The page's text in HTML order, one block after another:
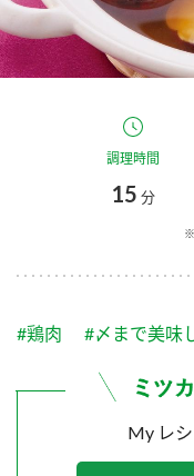
つゆ
スープ
ふりかけ
炊き込みご飯の
Fibee（ファイビー）
くらしプラ酢
お酢ドリンク
鍋なび
納豆のサイト
国内事業概要
企業理念
ミツカンを知る
ZENB
ニュースリリース
お客様相談セン
お客様の声をいかしま
調理時間
15 分
※
#鶏肉 #〆まで美味
My レ